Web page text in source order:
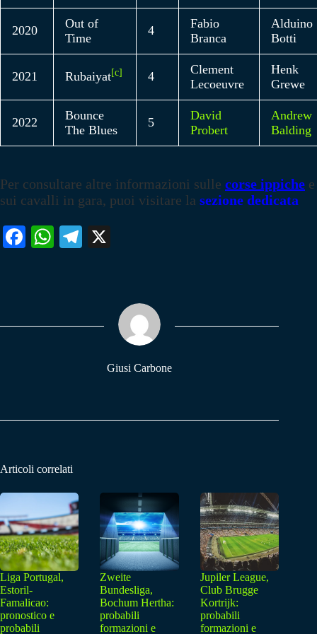
2020
Out of
Time
4
Fabio
Branca
Alduino
Botti
2021 Rubaiyat[c] 4
Clement
Lecoeuvre
Henk
Grewe
2022
Bounce
The Blues
5
David
Probert
Andrew
Balding
Per consultare altre informazioni sulle corse ippiche e
sui cavalli in gara, puoi visitare la sezione dedicata
Fa W
pp
Te
m
Giusi Carbone
Articoli correlati
Liga Portugal,
Estoril-
Famalicao:
pronostico e
probabili
Zweite
Bundesliga,
Bochum Hertha:
probabili
formazioni e
Jupiler League,
Club Brugge
Kortrijk:
probabili
formazioni e